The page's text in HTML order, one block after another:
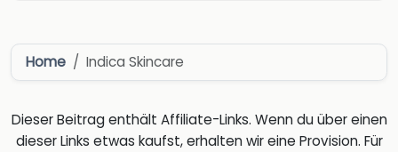
Home Indica Skincare
Dieser Beitrag enthält Affiliate-Links. Wenn du über einen
dieser Links etwas kaufst, erhalten wir eine Provision. Für